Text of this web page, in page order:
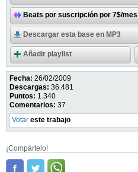
Beats por suscripción por 7$/mes
Descargar esta base en MP3
Añadir playlist
Fecha: 26/02/2009
Descargas: 36.481
Puntos: 1.340
Comentarios: 37
Votar este trabajo
¡Compártelo!